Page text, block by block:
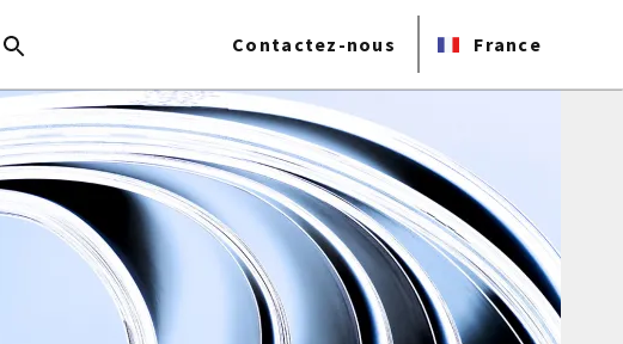
Contactez-nous France